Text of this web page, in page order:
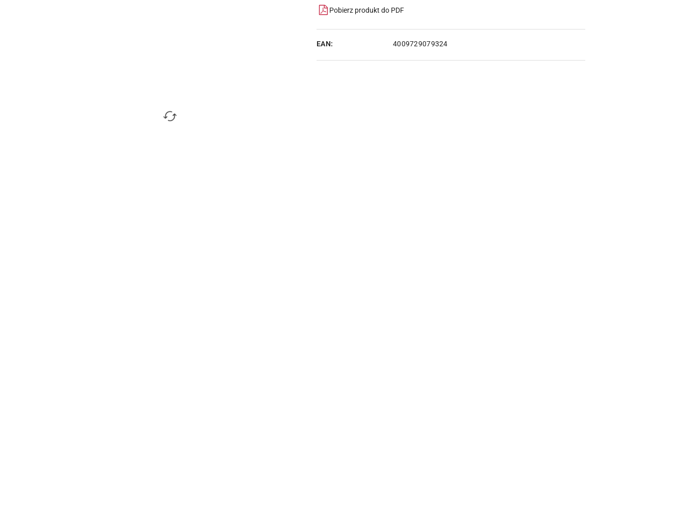
Pobierz produkt do PDF
EAN: 4009729079324